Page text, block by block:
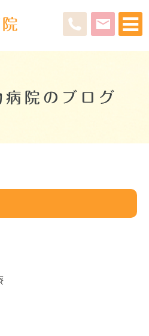
病院のブログ